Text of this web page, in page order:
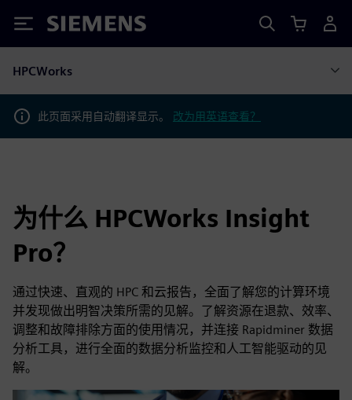
Siemens
HPCWorks
此页面采用自动翻译显示。 改为用英语查看？
为什么 HPCWorks Insight
Pro？
通过快速、直观的 HPC 和云报告，全面了解您的计算环境
并发现做出明智决策所需的见解。了解资源在退款、效率、
调整和故障排除方面的使用情况，并连接 Rapidminer 数据
分析工具，进行全面的数据分析监控和人工智能驱动的见
解。